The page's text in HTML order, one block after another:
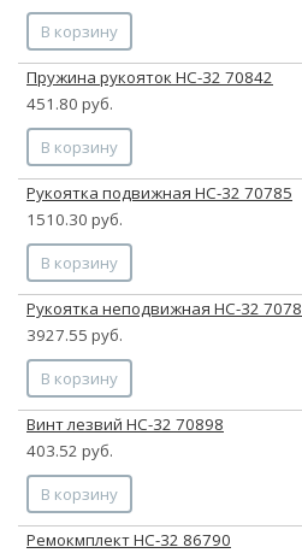
В корзину
Пружина рукояток НС-32 70842
451.80 руб.
В корзину
Рукоятка подвижная НС-32 70785
1510.30 руб.
В корзину
Рукоятка неподвижная НС-32
3927.55 руб.
В корзину
Винт лезвий НС-32 70898
403.52 руб.
В корзину
Ремокмплект НС-32 86790